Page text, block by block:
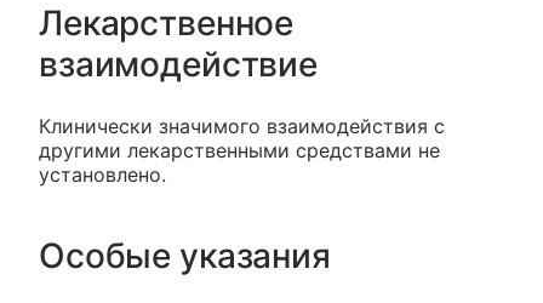
Лекарственное
взаимодействие
Клинически значимого взаимодействия с
другими лекарственными средствами не
установлено.
Особые указания